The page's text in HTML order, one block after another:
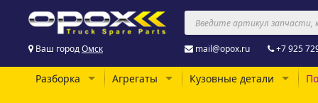
Ваш городОмск mail@opox.ru +7 925
Разборка Агрегаты Кузовные детали